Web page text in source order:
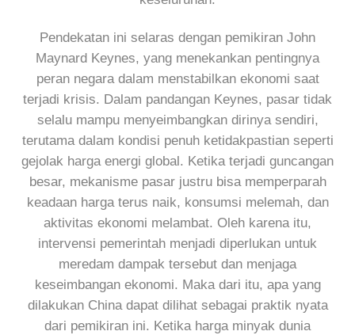
Pendekatan ini selaras dengan pemikiran John
Maynard Keynes, yang menekankan pentingnya
peran negara dalam menstabilkan ekonomi saat
terjadi krisis. Dalam pandangan Keynes, pasar tidak
selalu mampu menyeimbangkan dirinya sendiri,
terutama dalam kondisi penuh ketidakpastian seperti
gejolak harga energi global. Ketika terjadi guncangan
besar, mekanisme pasar justru bisa memperparah
keadaan harga terus naik, konsumsi melemah, dan
aktivitas ekonomi melambat. Oleh karena itu,
intervensi pemerintah menjadi diperlukan untuk
meredam dampak tersebut dan menjaga
keseimbangan ekonomi. Maka dari itu, apa yang
dilakukan China dapat dilihat sebagai praktik nyata
dari pemikiran ini. Ketika harga minyak dunia